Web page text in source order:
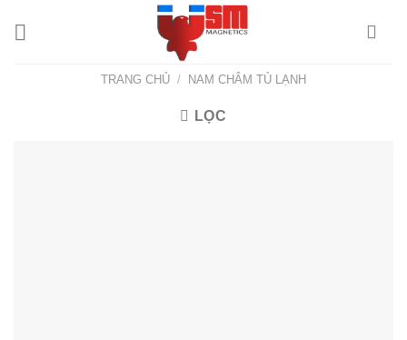
TRANG CHỦ / NAM CHÂM TỦ LẠNH
LỌC